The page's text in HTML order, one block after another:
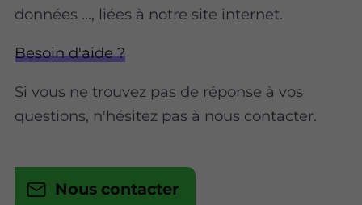
données ..., liées à notre site internet.
Besoin d'aide ?
Si vous ne trouvez pas de réponse à vos
questions, n'hésitez pas à nous contacter.
Nous contacter